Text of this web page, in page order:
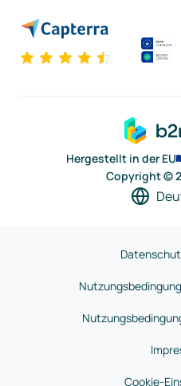
Hergestellt in der EU
Copyright ©
Cookie-